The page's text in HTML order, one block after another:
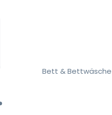
Bett & Bettwäsche